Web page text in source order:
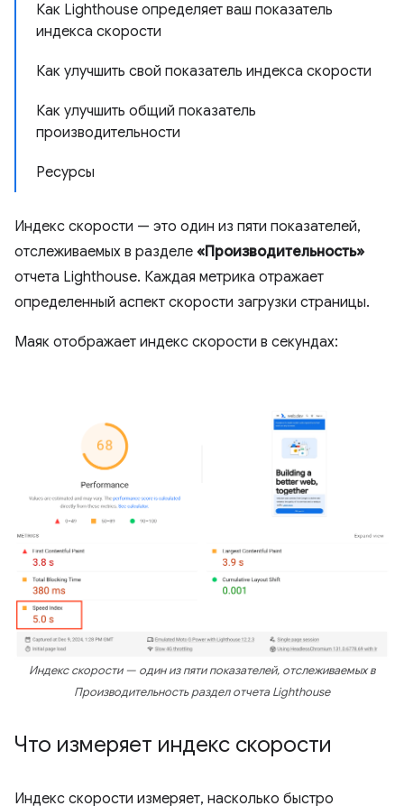
Как Lighthouse определяет ваш показатель
индекса скорости
Как улучшить свой показатель индекса скорости
Как улучшить общий показатель
производительности
Ресурсы
Индекс скорости — это один из пяти показателей,
отслеживаемых в разделе «Производительность»
отчета Lighthouse. Каждая метрика отражает
определенный аспект скорости загрузки страницы.
Маяк отображает индекс скорости в секундах:
Индекс скорости — один из пяти показателей, отслеживаемых в
Производительностьраздел отчета Lighthouse
Что измеряет индекс скорости
Индекс скорости измеряет, насколько быстро